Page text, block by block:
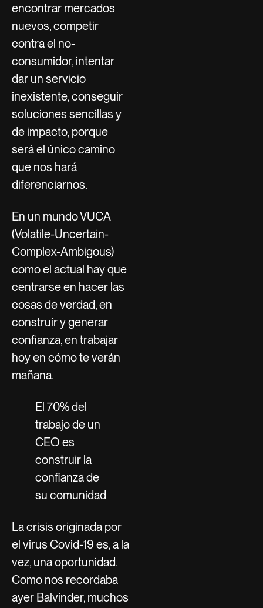
encontrar mercados
nuevos, competir
contra el no-
consumidor, intentar
dar un servicio
inexistente, conseguir
soluciones sencillas y
de impacto, porque
será el único camino
que nos hará
diferenciarnos.
En un mundo VUCA
(Volatile-Uncertain-
Complex-Ambigous)
como el actual hay que
centrarse en hacer las
cosas de verdad, en
construir y generar
confianza, en trabajar
hoy en cómo te verán
mañana.
El 70% del
trabajo de un
CEO es
construir la
confianza de
su comunidad
La crisis originada por
el virus Covid-19 es, a la
vez, una oportunidad.
Como nos recordaba
ayer Balvinder, muchos